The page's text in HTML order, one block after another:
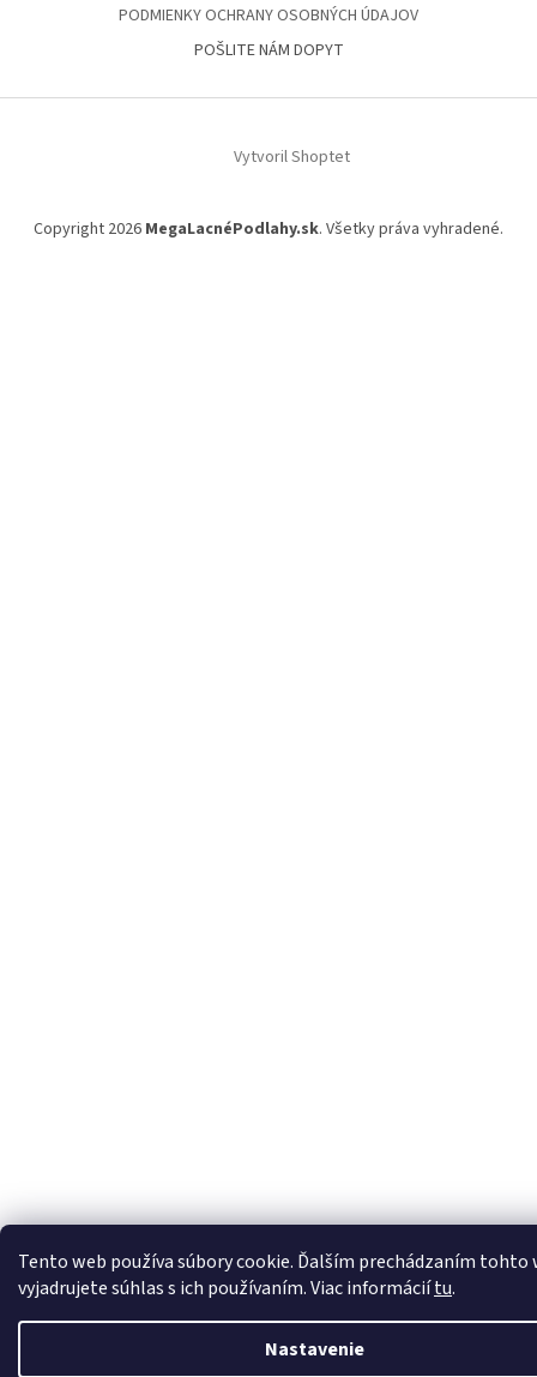
Tento web používa súbory cookie. Ďalším prechádzaním tohto
vyjadrujete súhlas s ich používaním. Viac informáciítu.
Nastavenie
PODMIENKY OCHRANY OSOBNÝCH ÚDAJOV
POŠLITE NÁM DOPYT
Vytvoril Shoptet
Copyright 2026 MegaLacnéPodlahy.sk. Všetky práva vyhradené.